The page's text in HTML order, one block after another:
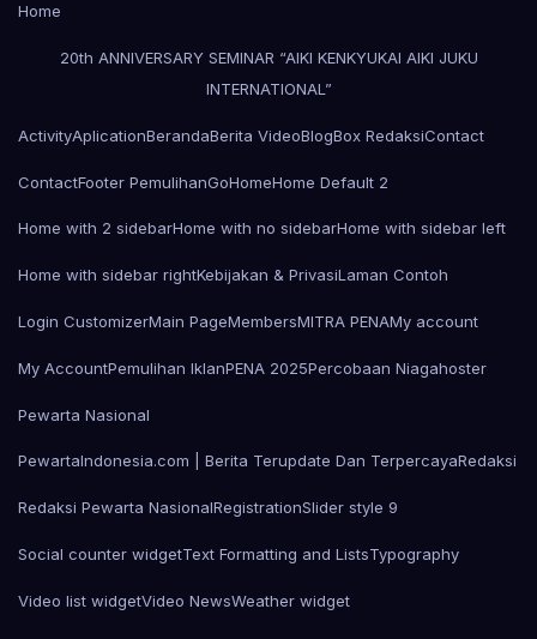
Home
20th ANNIVERSARY SEMINAR “AIKI KENKYUKAI AIKI JUKU
INTERNATIONAL”
ActivityAplicationBerandaBerita VideoBlogBox RedaksiContact
ContactFooter PemulihanGoHomeHome Default 2
Home with 2 sidebarHome with no sidebarHome with sidebar left
Home with sidebar rightKebijakan & PrivasiLaman Contoh
Login CustomizerMain PageMembersMITRA PENAMy account
My AccountPemulihan IklanPENA 2025Percobaan Niagahoster
Pewarta Nasional
PewartaIndonesia.com | Berita Terupdate Dan TerpercayaRedaksi
Redaksi Pewarta NasionalRegistrationSlider style 9
Social counter widgetText Formatting and ListsTypography
Video list widgetVideo NewsWeather widget